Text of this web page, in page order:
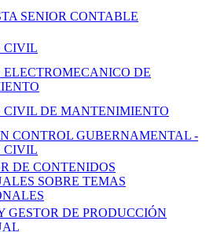
SENIOR CONTABLE
CIVIL
ELECTROMECANICO DE
CIVIL DE MANTENIMIENTO
CONTROL GUBERNAMENTAL -
CIVIL
DE CONTENIDOS
SOBRE TEMAS
GESTOR DE PRODUCCIÓN